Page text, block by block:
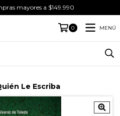
mayores a $149.990
0 MENÚ
Le Escriba